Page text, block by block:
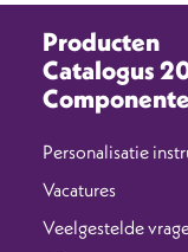
Producten
Catalogus
Personalisatie
Vacatures
Veelgestelde